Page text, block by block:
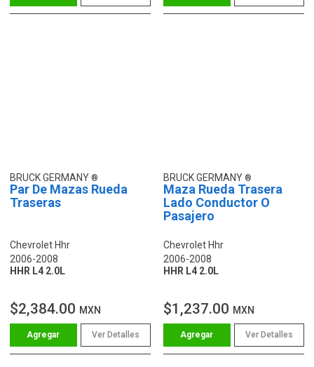
BRUCK GERMANY
Par De Mazas Rueda
Traseras
Chevrolet Hhr
2006-2008
HHR L4 2.0L
$2,384.00 MXN
Ver Detalles
BRUCK GERMANY
Maza Rueda Trasera
Lado Conductor O
Pasajero
Chevrolet Hhr
2006-2008
HHR L4 2.0L
$1,237.00 MXN
Ver Detalles